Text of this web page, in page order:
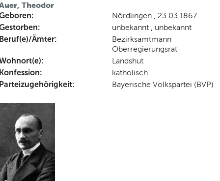
Theodor
Nördlingen , 23.03.1867
unbekannt , unbekannt
Ämter:
Bezirksamtmann
Oberregierungsrat
Landshut
katholisch
Bayerische Volkspartei (BVP)